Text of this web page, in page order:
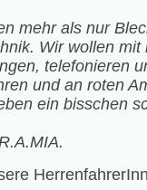
mehr als nur
Wir wollen
telefonieren
und an roten
ein bisschen